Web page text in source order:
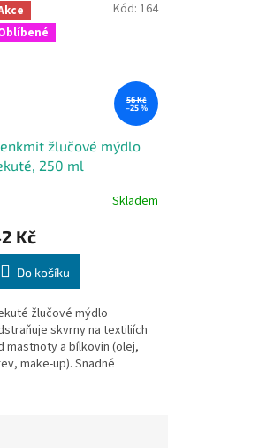
56 Kč
–25 %
žlučové mýdlo
250 ml
Skladem
Kč
Do košíku
žlučové mýdlo
skvrny na textiliích
mastnoty a bílkovin (olej,
make-up). Snadné
Kód: 164